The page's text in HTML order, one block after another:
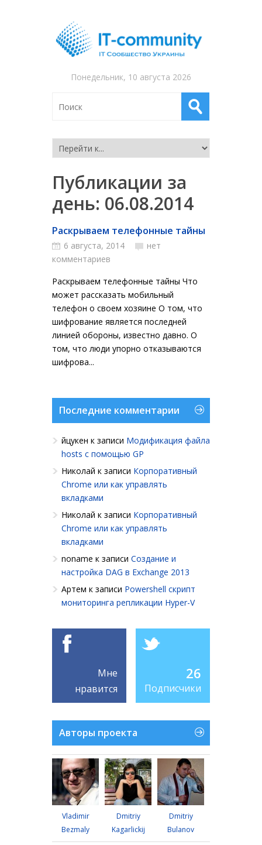
Понедельник, 10 августа 2026
Публикации за
день: 06.08.2014
Раскрываем телефонные тайны
6 августа, 2014
нет
комментариев
Раскрываем телефонные тайны Что
может рассказать мобильный
телефон о своем хозяине О том, что
шифрование является последней
линией обороны, известно давно. О
том, что люди упорно отказываются
шифрова...
Последние комментарии
йцукен к записи Модификация файла
hosts с помощью GP
Николай к записи Корпоративный
Chrome или как управлять
вкладками
Николай к записи Корпоративный
Chrome или как управлять
вкладками
noname к записи Создание и
настройка DAG в Exchange 2013
Артем к записи Powershell cкрипт
мониторинга репликации Hyper-V
Мне
нравится
26
Подписчики
Авторы проекта
Vladimir
Bezmaly
Dmitriy
Kagarlickij
Dmitriy
Bulanov